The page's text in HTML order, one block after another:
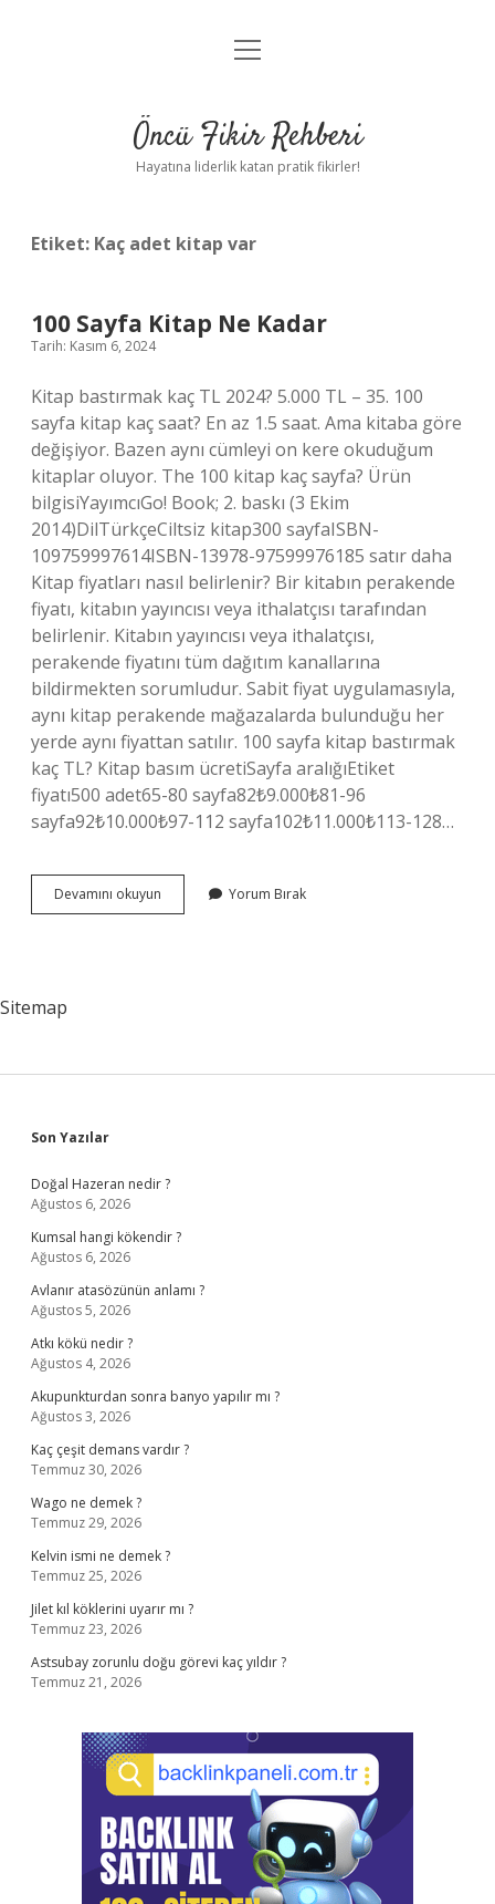
Anasayfa
Yasal Uyarı
menüyü
Öncü Fikir Rehberi
Hayatına liderlik katan pratik fikirler!
Etiket: Kaç adet kitap var
100 Sayfa Kitap Ne Kadar
Tarih: Kasım 6, 2024
Kitap bastırmak kaç TL 2024? 5.000 TL – 35. 100
sayfa kitap kaç saat? En az 1.5 saat. Ama kitaba göre
değişiyor. Bazen aynı cümleyi on kere okuduğum
kitaplar oluyor. The 100 kitap kaç sayfa? Ürün
bilgisiYayımcıGo! Book; 2. baskı (3 Ekim
2014)DilTürkçeCiltsiz kitap300 sayfaISBN-
109759997614ISBN-13978-97599976185 satır daha
Kitap fiyatları nasıl belirlenir? Bir kitabın perakende
fiyatı, kitabın yayıncısı veya ithalatçısı tarafından
belirlenir. Kitabın yayıncısı veya ithalatçısı,
perakende fiyatını tüm dağıtım kanallarına
bildirmekten sorumludur. Sabit fiyat uygulamasıyla,
aynı kitap perakende mağazalarda bulunduğu her
yerde aynı fiyattan satılır. 100 sayfa kitap bastırmak
kaç TL? Kitap basım ücretiSayfa aralığıEtiket
fiyatı500 adet65-80 sayfa82₺9.000₺81-96
sayfa92₺10.000₺97-112 sayfa102₺11.000₺113-128…
Devamını okuyun
Sayfa
Yorum Bırak
Sitemap
Sidebar
Son Yazılar
Doğal Hazeran nedir ?
Ağustos 6, 2026
Kumsal hangi kökendir ?
Ağustos 6, 2026
Avlanır atasözünün anlamı ?
Ağustos 5, 2026
Atkı kökü nedir ?
Ağustos 4, 2026
Akupunkturdan sonra banyo yapılır mı ?
Ağustos 3, 2026
Kaç çeşit demans vardır ?
Temmuz 30, 2026
Wago ne demek ?
Temmuz 29, 2026
Kelvin ismi ne demek ?
Temmuz 25, 2026
Jilet kıl köklerini uyarır mı ?
Temmuz 23, 2026
Astsubay zorunlu doğu görevi kaç yıldır ?
Temmuz 21, 2026